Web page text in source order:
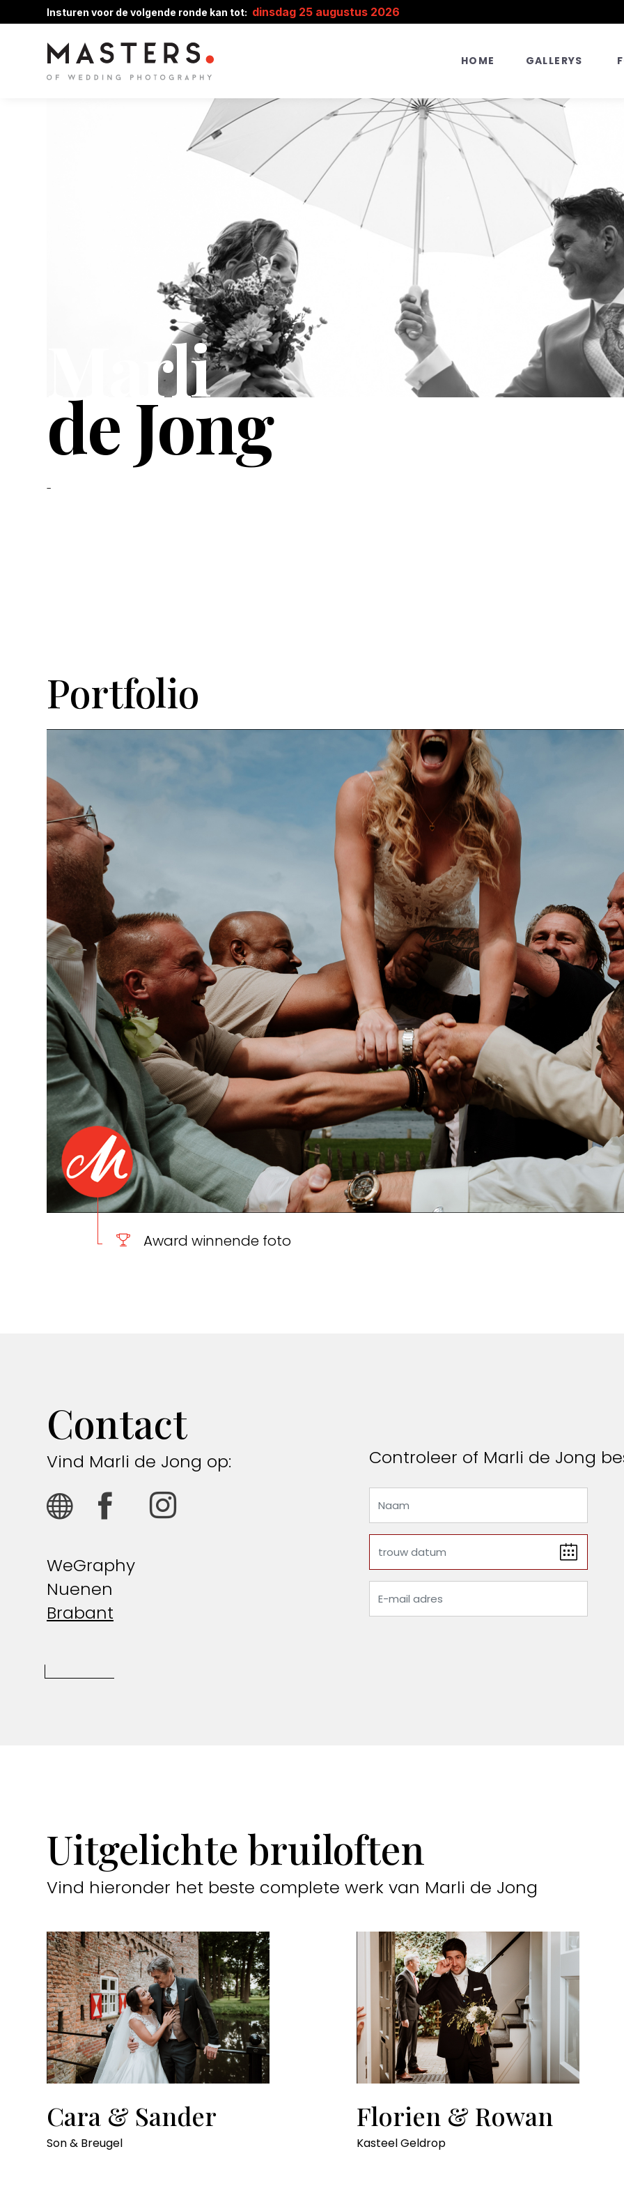
Insturen voor de volgende ronde kan tot: dinsdag 25 augustus 2026
HOME GALLERYS
Marli
de Jong
-
Portfolio
Award winnende foto
Contact
Vind Marli de Jong op:
WeGraphy
Nuenen
Brabant
Controleer of Marli de Jong
Uitgelichte bruiloften
Vind hieronder het beste complete werk van Marli de Jong
Cara & Sander
Son & Breugel
Florien & Rowan
Kasteel Geldrop